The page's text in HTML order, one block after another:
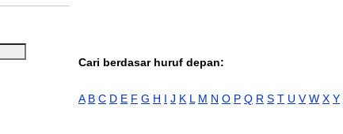
Cari berdasar huruf depan:
A B C D E F G H I J K L M N O P Q R S T U V W X Y